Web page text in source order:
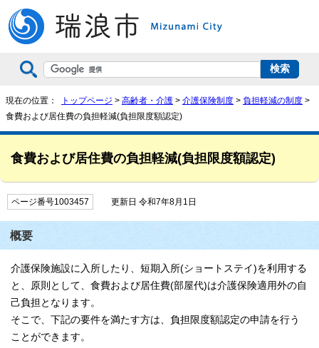
現在の位置： トップページ > 高齢者・介護 > 介護保険制度 > 負担軽減の制度 >
食費および居住費の負担軽減(負担限度額認定)
食費および居住費の負担軽減(負担限度額認定)
ページ番号1003457 更新日 令和7年8月1日
概要
介護保険施設に入所したり、短期入所(ショートステイ)を利用する
と、原則として、食費および居住費(部屋代)は介護保険適用外の自
己負担となります。
そこで、下記の要件を満たす方は、負担限度額認定の申請を行う
ことができます。